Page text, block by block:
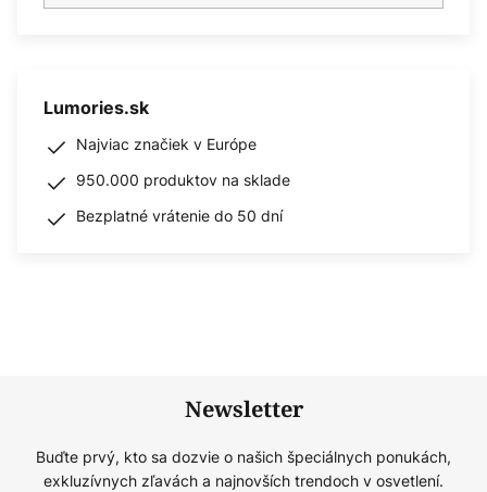
Lumories.sk
Najviac značiek v Európe
950.000 produktov na sklade
Bezplatné vrátenie do 50 dní
Newsletter
Buďte prvý, kto sa dozvie o našich špeciálnych ponukách,
exkluzívnych zľavách a najnovších trendoch v osvetlení.